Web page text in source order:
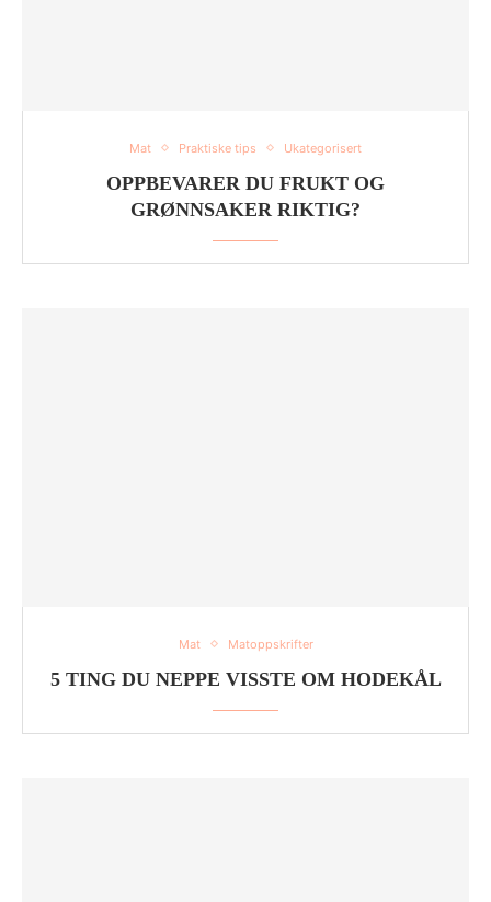
Mat Praktiske tips Ukategorisert
OPPBEVARER DU FRUKT OG
GRØNNSAKER RIKTIG?
Mat Matoppskrifter
5 TING DU NEPPE VISSTE OM HODEKÅL